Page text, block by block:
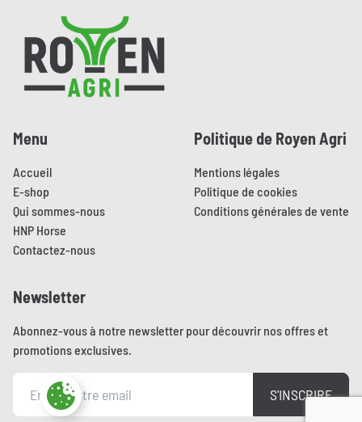
Pied de page
Menu
Accueil
E-shop
Qui sommes-nous
HNP Horse
Contactez-nous
Politique de Royen Agri
Mentions légales
Politique de cookies
Conditions générales de vente
Newsletter
Abonnez-vous à notre newsletter pour découvrir nos offres et
promotions exclusives.
S'INSCRIRE
Paramètres des cookies